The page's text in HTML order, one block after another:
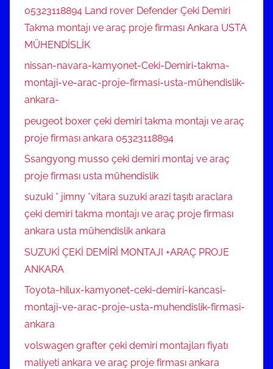
05323118894 Land rover Defender Çeki Demiri
Takma montajı ve araç proje firması Ankara USTA
MÜHENDİSLİK
nissan-navara-kamyonet-Ceki-Demiri-takma-
montaji-ve-arac-proje-firmasi-usta-mühendislik-
ankara-
peugeot boxer çeki demiri takma montajı ve araç
proje firması ankara 05323118894
Ssangyong musso çeki demiri montaj ve araç
proje firması usta mühendislik
suzuki * jimny *vitara suzuki arazi taşıtı araclara
çeki demiri takma montajı ve araç proje firması
ankara usta mühendislik ankara
SUZUKİ ÇEKİ DEMİRİ MONTAJI +ARAÇ PROJE
ANKARA
Toyota-hilux-kamyonet-ceki-demiri-kancasi-
montaji-ve-arac-proje-usta-muhendislik-firmasi-
ankara
volswagen grafter çeki demiri montajları fiyatı
maliyeti ankara ve araç proje firması ankara